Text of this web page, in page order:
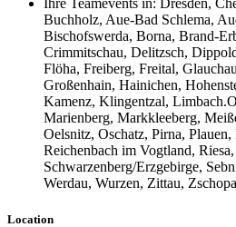
Ihre Teamevents in: Dresden,
Buchholz, Aue-Bad Schlema,
Bischofswerda, Borna, Brand-
Crimmitschau, Delitzsch,
Flöha, Freiberg, Freital,
Großenhain, Hainichen,
Kamenz, Klingentzal,
Marienberg, Markkleeberg,
Oelsnitz, Oschatz, Pirna, Plauen,
Reichenbach im Vogtland,
Schwarzenberg/Erzgebirge,
Werdau, Wurzen, Zittau,
Location